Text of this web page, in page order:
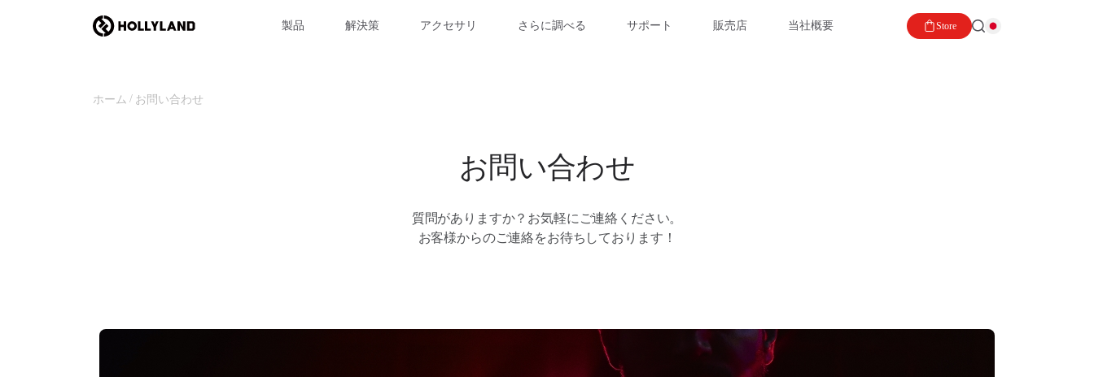
製品 解決策 アクセサリ さらに調べる サポート 販売店 当社概要 Store
ホーム お問い合わせ
お問い合わせ
質問がありますか？お気軽にご連絡ください。
お客様からのご連絡をお待ちしております！